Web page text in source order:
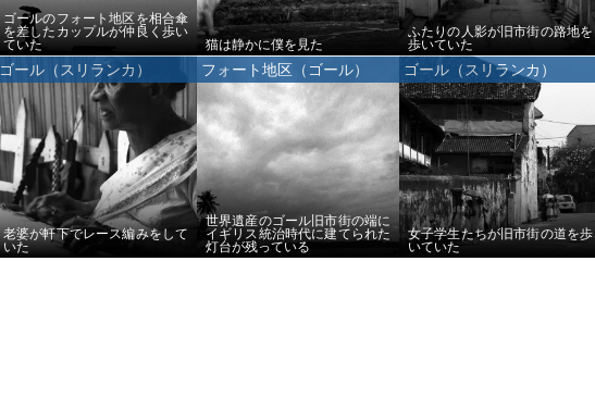
ゴールのフォート地区を相合傘
を差したカップルが仲良く歩い
ていた
猫は静かに僕を見た
ふたりの人影が旧市街の路地を
歩いていた
ゴール（スリランカ）
老婆が軒下でレース編みをして
いた
フォート地区（ゴール）
世界遺産のゴール旧市街の端に
イギリス統治時代に建てられた
灯台が残っている
ゴール（スリランカ）
女子学生たちが旧市街の道を歩
いていた